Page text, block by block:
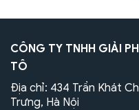
CÔNG TY TNHH GIẢI
TÔ
Địa chỉ: 434 Trần Khát
Trưng, Hà Nội